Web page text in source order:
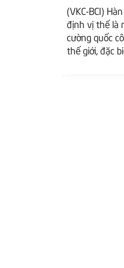
TƯƠNG LAI
(VKC-BCI)
định vị thế là
cường quốc
thế giới, đặc